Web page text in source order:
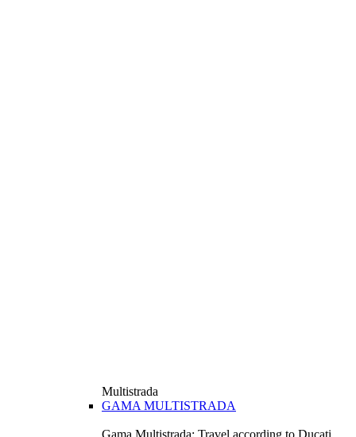
Multistrada
GAMA MULTISTRADA
Gama Multistrada: Travel according to Ducati